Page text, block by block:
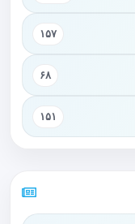
۱۵۷
۶۸
۱۵۱